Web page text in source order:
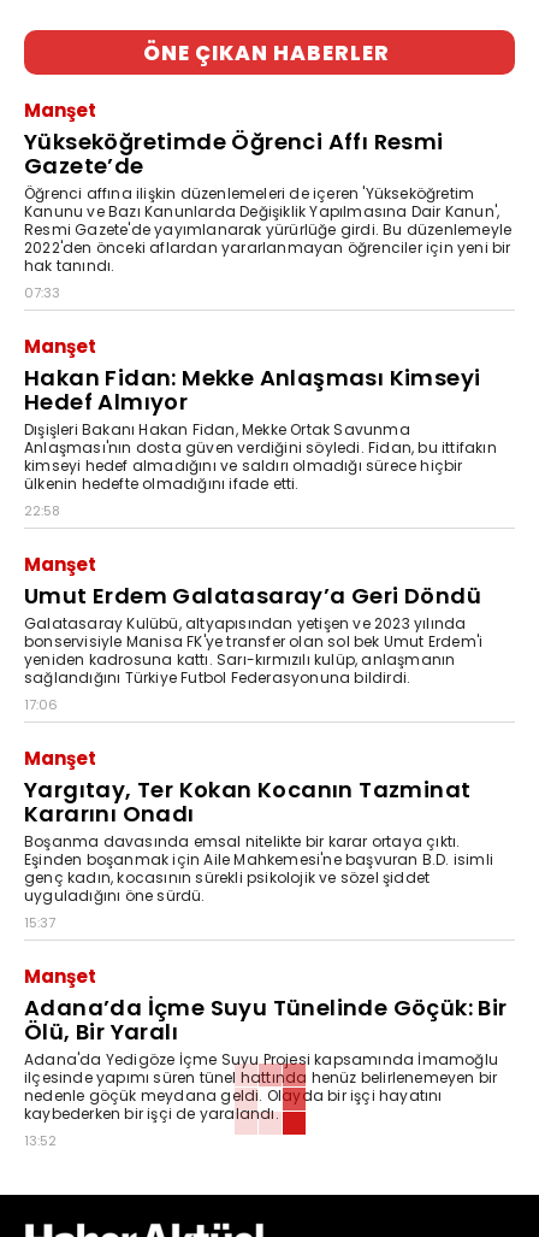
ÖNE ÇIKAN HABERLER
Manşet
Yükseköğretimde Öğrenci Affı Resmi
Gazete’de
Öğrenci affına ilişkin düzenlemeleri de içeren 'Yükseköğretim
Kanunu ve Bazı Kanunlarda Değişiklik Yapılmasına Dair Kanun',
Resmi Gazete'de yayımlanarak yürürlüğe girdi. Bu düzenlemeyle
2022'den önceki aflardan yararlanmayan öğrenciler için yeni bir
hak tanındı.
07:33
Manşet
Hakan Fidan: Mekke Anlaşması Kimseyi
Hedef Almıyor
Dışişleri Bakanı Hakan Fidan, Mekke Ortak Savunma
Anlaşması'nın dosta güven verdiğini söyledi. Fidan, bu ittifakın
kimseyi hedef almadığını ve saldırı olmadığı sürece hiçbir
ülkenin hedefte olmadığını ifade etti.
22:58
Manşet
Umut Erdem Galatasaray’a Geri Döndü
Galatasaray Kulübü, altyapısından yetişen ve 2023 yılında
bonservisiyle Manisa FK'ye transfer olan sol bek Umut Erdem'i
yeniden kadrosuna kattı. Sarı-kırmızılı kulüp, anlaşmanın
sağlandığını Türkiye Futbol Federasyonuna bildirdi.
17:06
Manşet
Yargıtay, Ter Kokan Kocanın Tazminat
Kararını Onadı
Boşanma davasında emsal nitelikte bir karar ortaya çıktı.
Eşinden boşanmak için Aile Mahkemesi'ne başvuran B.D. isimli
genç kadın, kocasının sürekli psikolojik ve sözel şiddet
uyguladığını öne sürdü.
15:37
Manşet
Adana’da İçme Suyu Tünelinde Göçük: Bir
Ölü, Bir Yaralı
Adana'da Yedigöze İçme Suyu Projesi kapsamında İmamoğlu
ilçesinde yapımı süren tünel hattında henüz belirlenemeyen bir
nedenle göçük meydana geldi. Olayda bir işçi hayatını
kaybederken bir işçi de yaralandı.
13:52